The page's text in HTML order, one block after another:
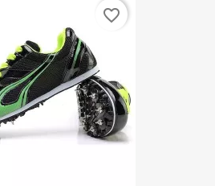
favorite_border